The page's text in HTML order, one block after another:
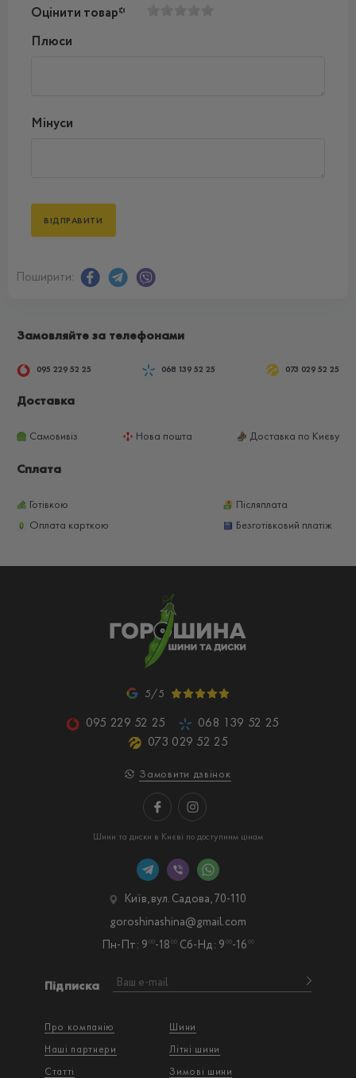
Оцінити товар*
Плюси
Мінуси
Поширити:
Замовляйте за телефонами
095 229 52 25 068 139 52 25 073 029 52 25
Доставка
Самовивіз Нова пошта Доставка по Києву
Сплата
Готівкою
Післяплата
Оплата карткою
Безготівковий платіж
5/5
095 229 52 25
068 139 52 25
073 029 52 25
Замовити дзвінок
Шини та диски в Києві по доступним цінам
Про компанію
Наші партнери
Статті
Шини
Літні шини
Зимові шини
Підписка
Київ, вул. Садова, 70-110
Пн-Пт: 9 00-18 00 Сб-Нд: 9 00-16 00
goroshinashina@gmail.com